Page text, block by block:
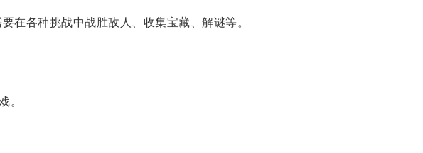
各种挑战中战胜敌人、收集宝藏、解谜等。
。